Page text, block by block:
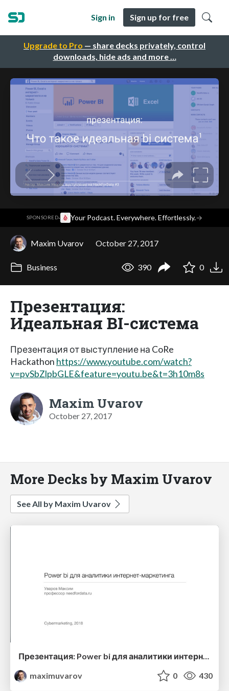
Upgrade to Pro — share decks privately, control
downloads, hide ads and more …
Sign in Sign up for free
SPONSORED· Your Podcast. Everywhere. Effortlessly.→
Maxim Uvarov October 27, 2017
Business 390 0
Презентация:
Идеальная BI-система
Презентация от выступление на CoRe
Hackathon https://www.youtube.com/watch?
v=pvSbZlpbGLE&feature=youtu.be&t=3h10m8s
Maxim Uvarov
October 27, 2017
More Decks by Maxim Uvarov
See All by Maxim Uvarov
Презентация: Power bi для аналитики интернет-маркетинга, Уваров Максим, Cybermarketing, 2018
maximuvarov
0 430